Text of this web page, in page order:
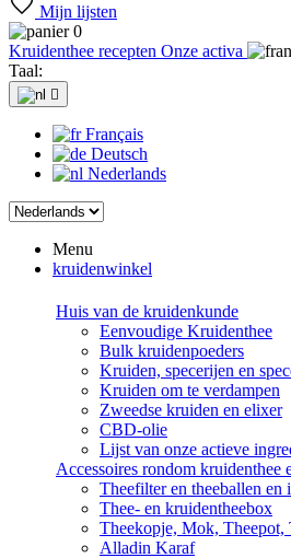
Mijn lijsten
0
Kruidenthee recepten Onze activa
Taal:

Français
Deutsch
Nederlands
Menu
kruidenwinkel
Huis van de kruidenkunde
Eenvoudige Kruidenthee
Bulk kruidenpoeders
Kruiden, specerijen en
Kruiden om te verdampen
Zweedse kruiden en elixer
CBD-olie
Lijst van onze actieve
Accessoires rondom kruidenthee
Theefilter en theeballen en
Thee- en kruidentheebox
Theekopje, Mok, Theepot,
Alladin Karaf